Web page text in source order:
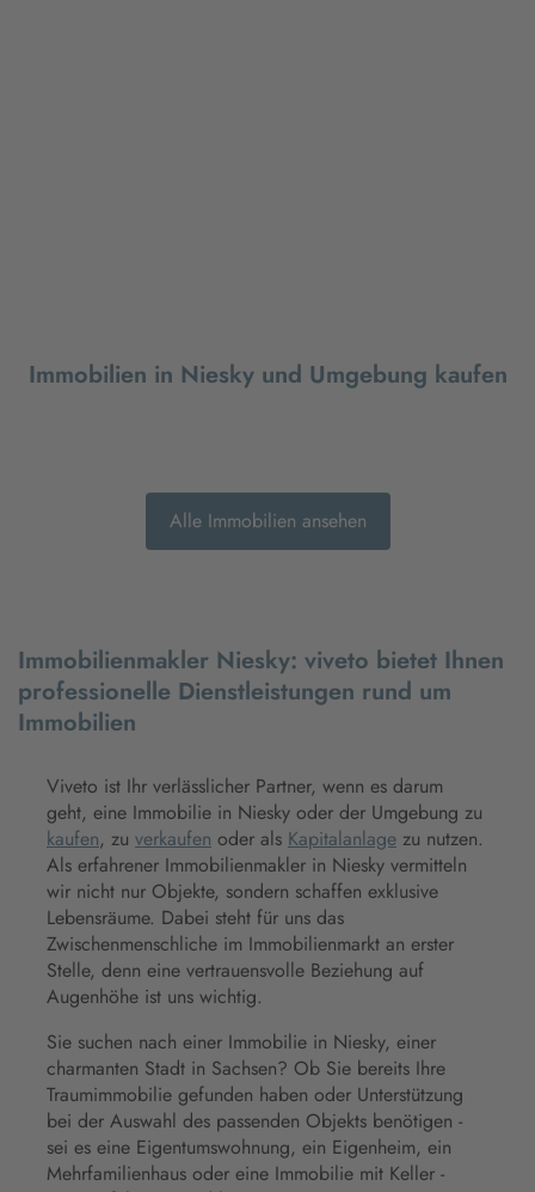
Immobilien in Niesky und Umgebung kaufen
Alle Immobilien ansehen
Immobilienmakler Niesky: viveto bietet Ihnen
professionelle Dienstleistungen rund um
Immobilien
Viveto ist Ihr verlässlicher Partner, wenn es darum
geht, eine Immobilie in Niesky oder der Umgebung zu
kaufen, zu verkaufen oder als Kapitalanlage zu nutzen.
Als erfahrener Immobilienmakler in Niesky vermitteln
wir nicht nur Objekte, sondern schaffen exklusive
Lebensräume. Dabei steht für uns das
Zwischenmenschliche im Immobilienmarkt an erster
Stelle, denn eine vertrauensvolle Beziehung auf
Augenhöhe ist uns wichtig.
Sie suchen nach einer Immobilie in Niesky, einer
charmanten Stadt in Sachsen? Ob Sie bereits Ihre
Traumimmobilie gefunden haben oder Unterstützung
bei der Auswahl des passenden Objekts benötigen -
sei es eine Eigentumswohnung, ein Eigenheim, ein
Mehrfamilienhaus oder eine Immobilie mit Keller -